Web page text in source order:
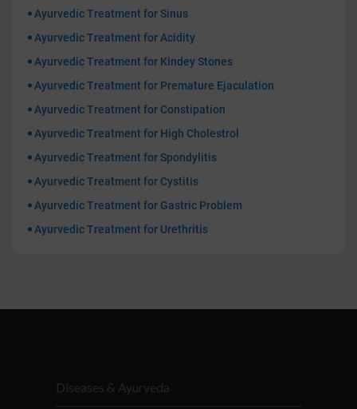
Ayurvedic Treatment for Sinus
Ayurvedic Treatment for Acidity
Ayurvedic Treatment for Kindey Stones
Ayurvedic Treatment for Premature Ejaculation
Ayurvedic Treatment for Constipation
Ayurvedic Treatment for High Cholestrol
Ayurvedic Treatment for Spondylitis
Ayurvedic Treatment for Cystitis
Ayurvedic Treatment for Gastric Problem
Ayurvedic Treatment for Urethritis
Diseases & Ayurveda